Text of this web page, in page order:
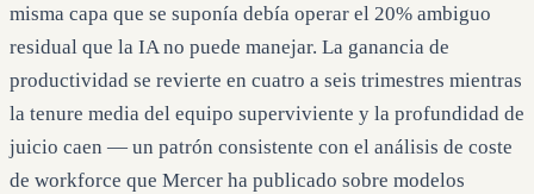
misma capa que se suponía debía operar el 20% ambiguo
residual que la IA no puede manejar. La ganancia de
productividad se revierte en cuatro a seis trimestres mientras
la tenure media del equipo superviviente y la profundidad de
juicio caen — un patrón consistente con el análisis de coste
de workforce que Mercer ha publicado sobre modelos